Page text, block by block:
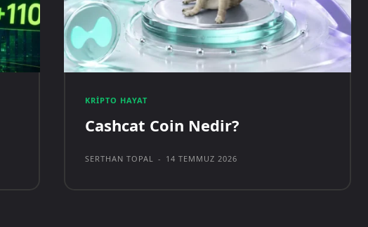
KRIPTO HAYAT
Cashcat Coin Nedir?
SERTHAN TOPAL - 14 TEMMUZ 2026